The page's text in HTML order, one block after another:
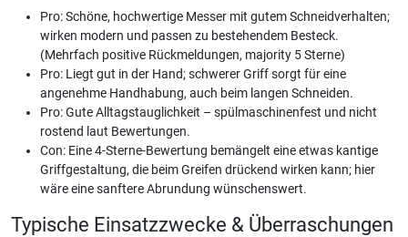
Pro: Schöne, hochwertige Messer mit gutem Schneidverhalten;
wirken modern und passen zu bestehendem Besteck.
(Mehrfach positive Rückmeldungen, majority 5 Sterne)
Pro: Liegt gut in der Hand; schwerer Griff sorgt für eine
angenehme Handhabung, auch beim langen Schneiden.
Pro: Gute Alltagstauglichkeit – spülmaschinenfest und nicht
rostend laut Bewertungen.
Con: Eine 4-Sterne-Bewertung bemängelt eine etwas kantige
Griffgestaltung, die beim Greifen drückend wirken kann; hier
wäre eine sanftere Abrundung wünschenswert.
Typische Einsatzzwecke & Überraschungen